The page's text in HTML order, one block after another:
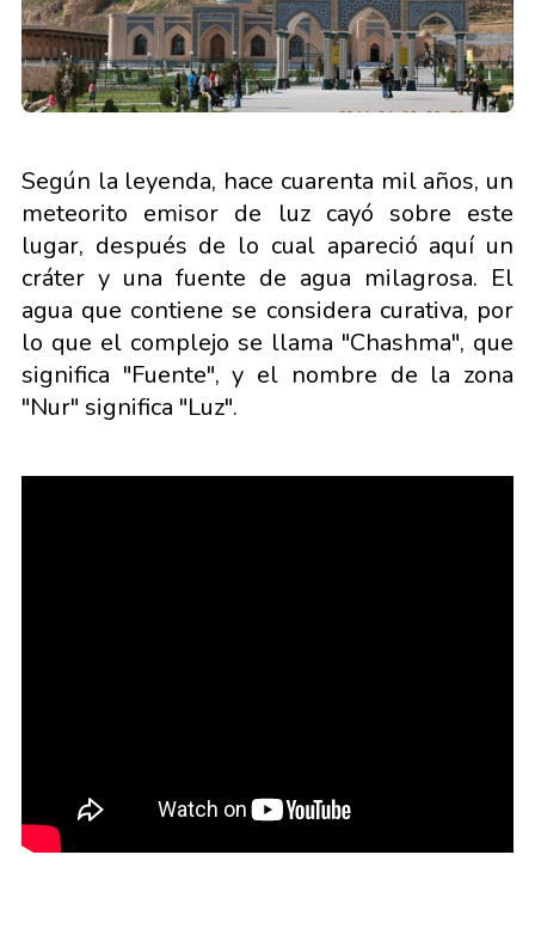
Según la leyenda, hace cuarenta mil años, un
meteorito emisor de luz cayó sobre este
lugar, después de lo cual apareció aquí un
cráter y una fuente de agua milagrosa. El
agua que contiene se considera curativa, por
lo que el complejo se llama "Chashma", que
significa "Fuente", y el nombre de la zona
"Nur" significa "Luz".